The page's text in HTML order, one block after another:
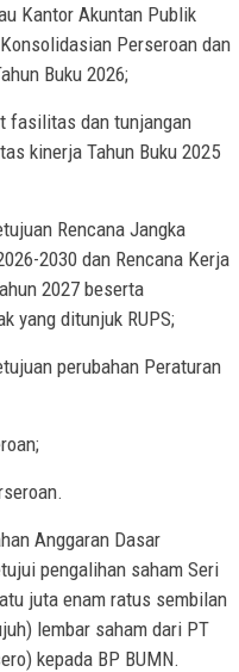
Kantor Akuntan Publik
Perseroan dan
Buku 2026;
fasilitas dan tunjangan
kinerja Tahun Buku 2025
Rencana Jangka
2030 dan Rencana Kerja
2027 beserta
yang ditunjuk RUPS;
perubahan Peraturan
Anggaran Dasar
pengalihan saham Seri
juta enam ratus sembilan
lembar saham dari PT
kepada BP BUMN.